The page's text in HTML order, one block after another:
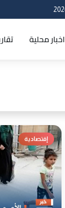
اخبار محلية
إقتصادية